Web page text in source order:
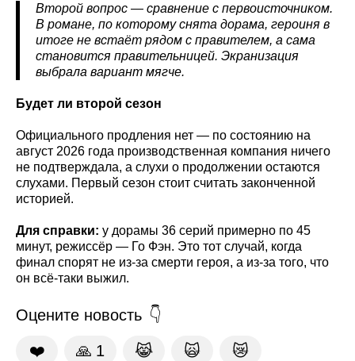
Второй вопрос — сравнение с первоисточником.
В романе, по которому снята дорама, героиня в
итоге не встаёт рядом с правителем, а сама
становится правительницей. Экранизация
выбрала вариант мягче.
Будет ли второй сезон
Официального продления нет — по состоянию на
август 2026 года производственная компания ничего
не подтверждала, а слухи о продолжении остаются
слухами. Первый сезон стоит считать законченной
историей.
Для справки: у дорамы 36 серий примерно по 45
минут, режиссёр — Го Фэн. Это тот случай, когда
финал спорят не из-за смерти героя, а из-за того, что
он всё-таки выжил.
Оцените новость
❤️ 🙏 1 😹 🙀 😿